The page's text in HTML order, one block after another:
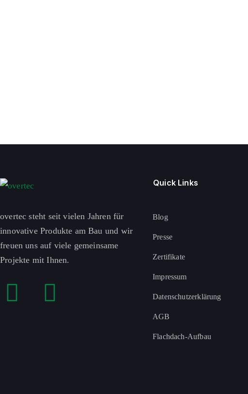
overtec steht seit vielen Jahren für
innovative Produkte am Bau und wir
freuen uns auf viele gemeinsame
Projekte mit Ihnen.
Quick Links
Blog
Presse
Zertifikate
Impressum
Datenschutzerklärung
AGB
Flachdach-Aufbau